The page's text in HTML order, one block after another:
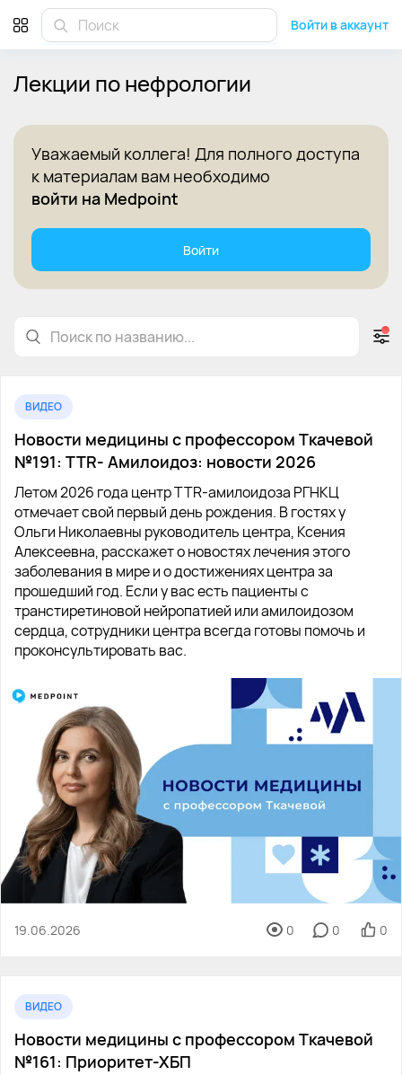
Войти в аккаунт
Лекции по нефрологии
Уважаемый коллега! Для полного доступа
к материалам вам необходимо
войти на Medpoint
Войти
ВИДЕО
Новости медицины с профессором Ткачевой
№191: TTR- Амилоидоз: новости 2026
Летом 2026 года центр TTR-амилоидоза РГНКЦ
отмечает свой первый день рождения. В гостях у
Ольги Николаевны руководитель центра, Ксения
Алексеевна, расскажет о новостях лечения этого
заболевания в мире и о достижениях центра за
прошедший год. Если у вас есть пациенты с
транстиретиновой нейропатией или амилоидозом
сердца, сотрудники центра всегда готовы помочь и
проконсультировать вас.
19.06.2026 0 0 0
ВИДЕО
Новости медицины с профессором Ткачевой
№161: Приоритет-ХБП
Лекции по нефрологии для врачей на Medpoint